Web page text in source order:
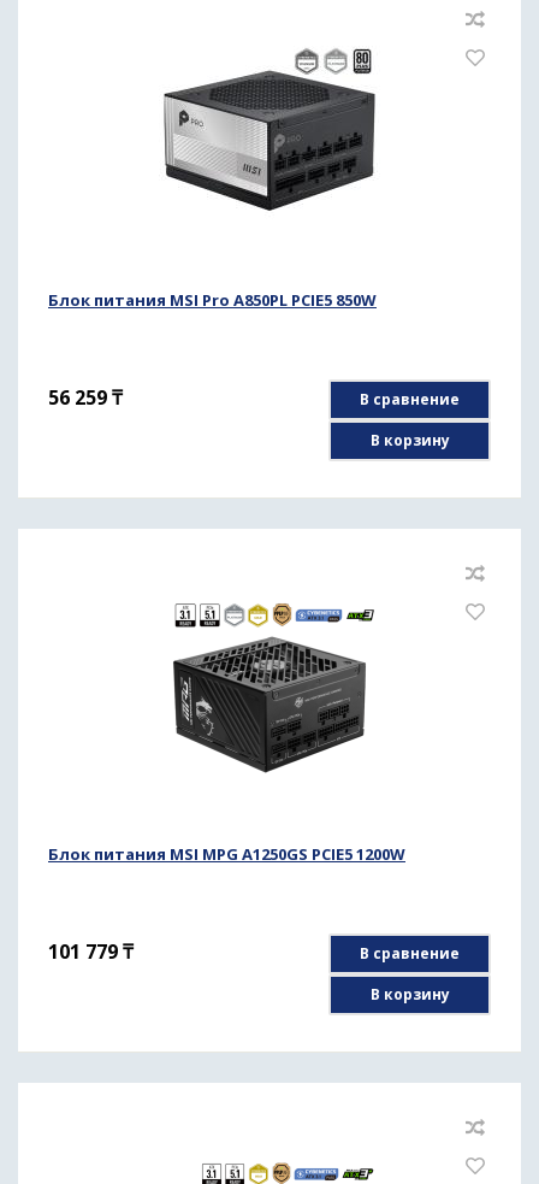
Блок питания MSI Pro A850PL PCIE5 850W
56 259₸
В сравнение
В корзину
Блок питания MSI MPG A1250GS PCIE5 1200W
101 779₸
В сравнение
В корзину